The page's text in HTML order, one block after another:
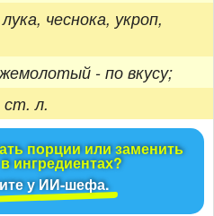
чеснока, укроп,
- по вкусу;
ст. л.
порции или заменить
ингредиентах?
у ИИ-шефа.